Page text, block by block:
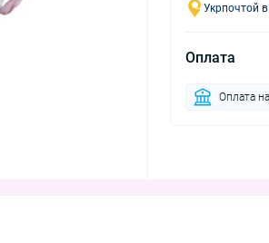
Укрпочтой
Оплата
Оплата